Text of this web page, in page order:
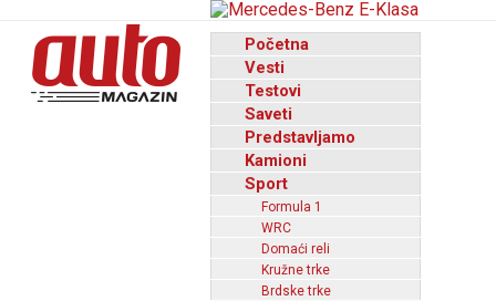
Početna
Vesti
Testovi
Saveti
Predstavljamo
Kamioni
Sport
Formula 1
WRC
Domaći reli
Kružne trke
Brdske trke